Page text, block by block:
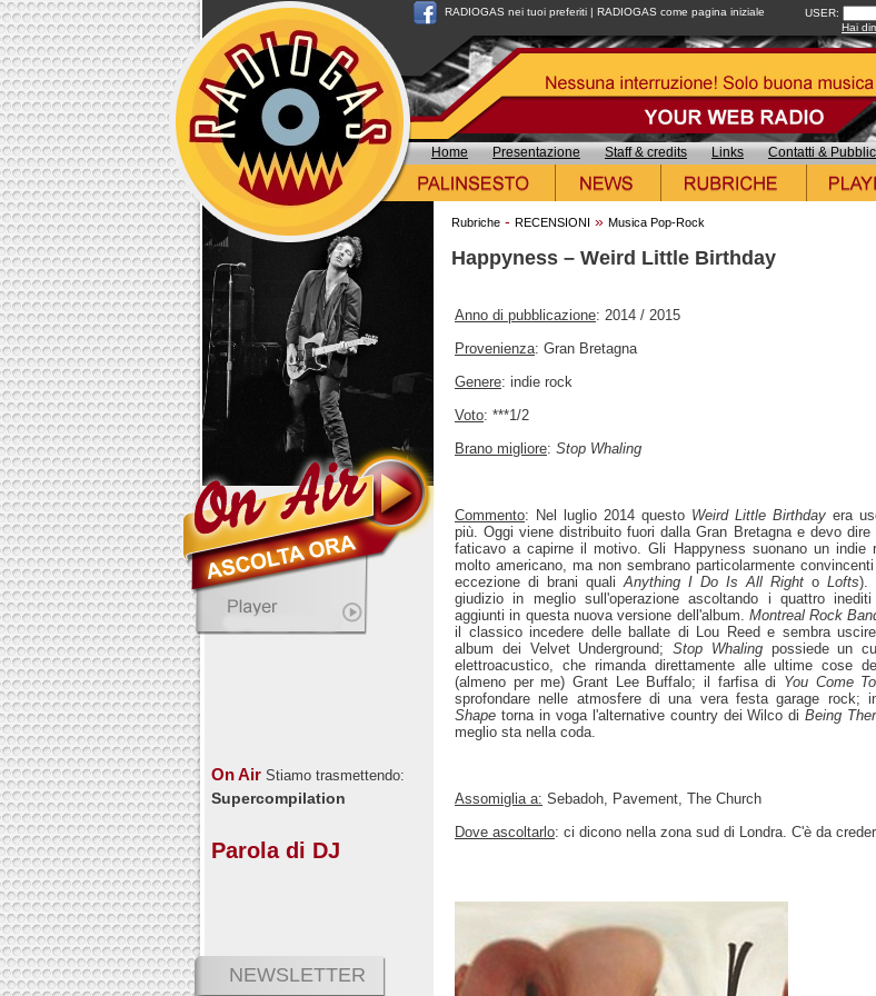
RADIOGAS nei tuoi preferiti | RADIOGAS come pagina iniziale USER:
Hai
Home Presentazione Staff & credits Links Contatti &
On Air Stiamo trasmettendo:
Supercompilation
Parola di DJ
NEWSLETTER
Rubriche - RECENSIONI » Musica Pop-Rock
Happyness – Weird Little Birthday
Anno di pubblicazione: 2014 / 2015
Provenienza: Gran Bretagna
Genere: indie rock
Voto: ***1/2
Brano migliore: Stop Whaling
Commento: Nel luglio 2014 questo Weird Little Birthday era
più. Oggi viene distribuito fuori dalla Gran Bretagna e devo dire
faticavo a capirne il motivo. Gli Happyness suonano un indie
molto americano, ma non sembrano particolarmente
eccezione di brani quali Anything I Do Is All Right o Lofts).
giudizio in meglio sull'operazione ascoltando i quattro
aggiunti in questa nuova versione dell'album. Montreal Rock
il classico incedere delle ballate di Lou Reed e sembra
album dei Velvet Underground;Stop Whalingpossiede un
elettroacustico, che rimanda direttamente alle ultime cose
(almeno per me) Grant Lee Buffalo; il farfisa di You Come
sprofondare nelle atmosfere di una vera festa garage rock;
Shape torna in voga l'alternative country dei Wilco diBeing
meglio sta nella coda.
Assomiglia a: Sebadoh, Pavement, The Church
Dove ascoltarlo: ci dicono nella zona sud di Londra. C'è da